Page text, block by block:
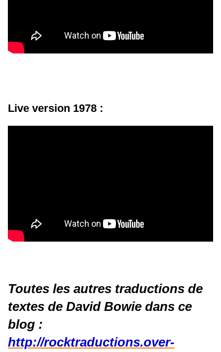
Live version 1978 :
Toutes les autres traductions de
textes de David Bowie dans ce
blog :
http://rocktraductions.over-